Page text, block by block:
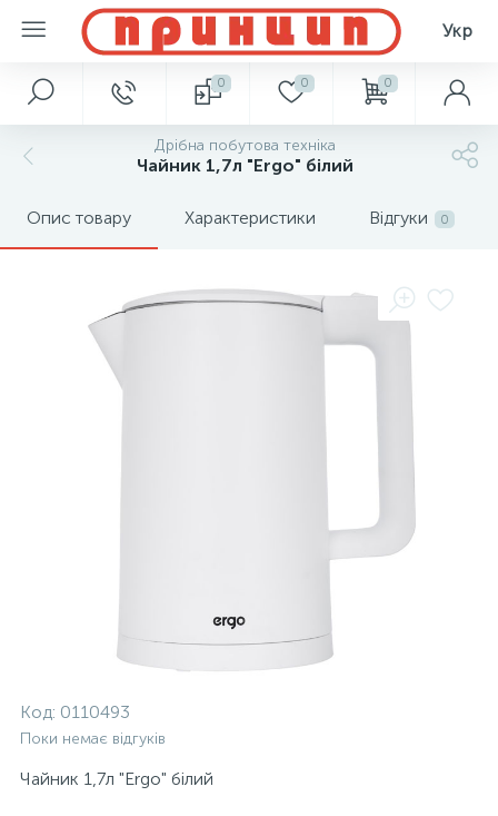
Укр
0 0 0
Дрібна побутова техніка
Чайник 1,7л "Ergo" білий
Опис товару Характеристики Відгуки 0
Код: 0110493
Поки немає відгуків
Чайник 1,7л "Ergo" білий